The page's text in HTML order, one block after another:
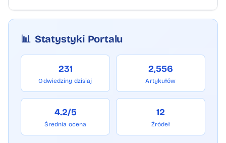
📊 Statystyki Portalu
231
Odwiedziny dzisiaj
2,556
Artykułów
4.2/5
Średnia ocena
12
Źródeł